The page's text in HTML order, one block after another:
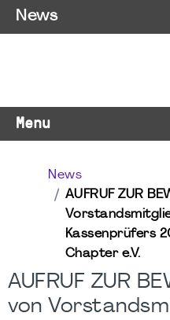
Menu
News
AUFRUF ZUR
Kassenprüfers
Chapter e.V.
AUFRUF ZUR
von
News